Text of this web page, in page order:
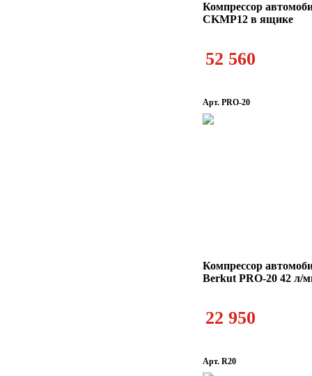
Компрессор
CKMP12 в ящике
52 560
Арт. PRO-20
Компрессор
Berkut PRO-20 42 л/
22 950
Арт. R20